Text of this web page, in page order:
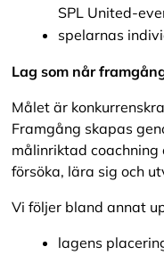
SPL United-
spelarnas
Lag som når
Målet är
Framgång skapas
målinriktad
försöka, lära sig och
Vi följer bland annat
lagens